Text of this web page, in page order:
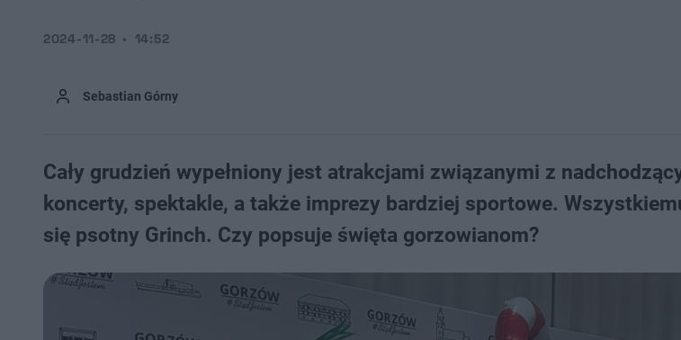
Sebastian Górny
2024-11-28 14:52
Cały grudzień wypełniony jest atrakcjami związanymi z
koncerty, spektakle, a także imprezy bardziej sportowe.
się psotny Grinch. Czy popsuje święta gorzowianom?